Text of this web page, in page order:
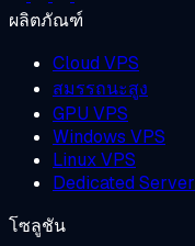
ผลิตภัณฑ์
Cloud VPS
สมรรถนะสูง
GPU VPS
Windows VPS
Linux VPS
Dedicated Server
โซลูชัน